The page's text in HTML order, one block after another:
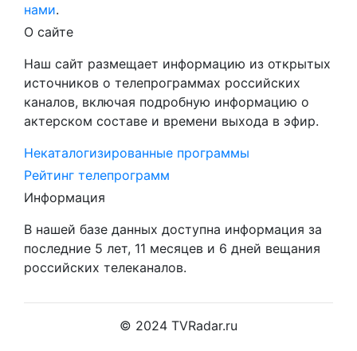
нами.
О сайте
Наш сайт размещает информацию из открытых
источников о телепрограммах российских
каналов, включая подробную информацию о
актерском составе и времени выхода в эфир.
Некаталогизированные программы
Рейтинг телепрограмм
Информация
В нашей базе данных доступна информация за
последние 5 лет, 11 месяцев и 6 дней вещания
российских телеканалов.
© 2024 TVRadar.ru